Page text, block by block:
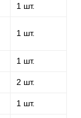
1 шт.
1 шт.
1 шт.
2 шт.
1 шт.